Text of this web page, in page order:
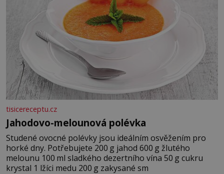
tisicereceptu.cz
Jahodovo-melounová polévka
Studené ovocné polévky jsou ideálním osvěžením pro
horké dny. Potřebujete 200 g jahod 600 g žlutého
melounu 100 ml sladkého dezertního vína 50 g cukru
krystal 1 lžíci medu 200 g zakysané sm